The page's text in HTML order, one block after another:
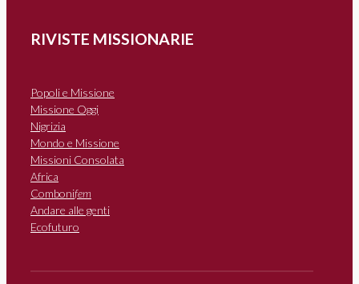
RIVISTE MISSIONARIE
Popoli e Missione
Missione Oggi
Nigrizia
Mondo e Missione
Missioni Consolata
Africa
Combonifem
Andare alle genti
Ecofuturo